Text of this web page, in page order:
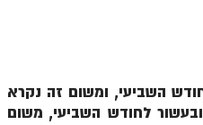
השביעי, ומשום זה נקרא
לחודש השביעי, משום